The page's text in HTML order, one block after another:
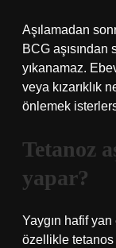
Aşılamadan
BCG
yıkanamaz.
veya kızarıklık
önlemek
Tetanoz
yapar?
Yaygın hafif
özellikle tetanos